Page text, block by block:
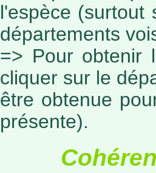
l'espèce (surtout
départements
=> Pour obtenir
cliquer sur le
être obtenue
présente).